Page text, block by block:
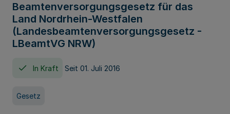
Beamtenversorgungsgesetz für das
Land Nordrhein-Westfalen
(Landesbeamtenversorgungsgesetz -
LBeamtVG NRW)
In Kraft Seit 01. Juli 2016
Gesetz